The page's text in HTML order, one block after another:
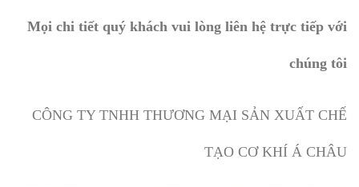
Mọi chi tiết quý khách vui lòng liên hệ trực tiếp với
chúng tôi
CÔNG TY TNHH THƯƠNG MẠI SẢN XUẤT CHẾ
TẠO CƠ KHÍ Á CHÂU